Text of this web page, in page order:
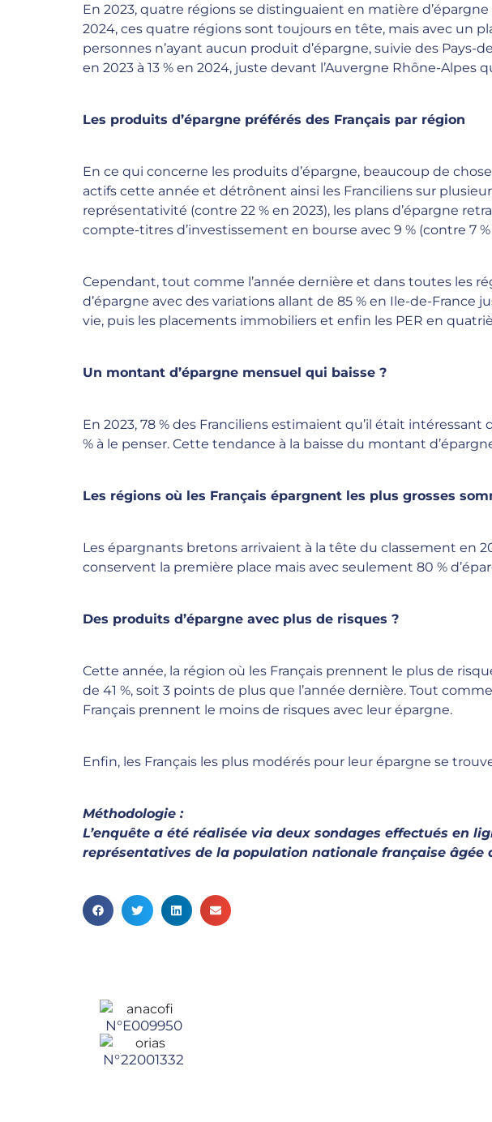
En 2023, quatre régions se distinguaient en matière d’épargne
2024, ces quatre régions sont toujours en tête, mais avec un
personnes n’ayant aucun produit d’épargne, suivie des Pays-
en 2023 à 13 % en 2024, juste devant l’Auvergne Rhône-Alpes
Les produits d’épargne préférés des Français par région
En ce qui concerne les produits d’épargne, beaucoup de
actifs cette année et détrônent ainsi les Franciliens sur
représentativité (contre 22 % en 2023), les plans d’épargne
compte-titres d’investissement en bourse avec 9 % (contre 7 %
Cependant, tout comme l’année dernière et dans toutes les
d’épargne avec des variations allant de 85 % en Ile-de-France
vie, puis les placements immobiliers et enfin les PER en
Un montant d’épargne mensuel qui baisse ?
En 2023, 78 % des Franciliens estimaient qu’il était
% à le penser. Cette tendance à la baisse du montant
Les régions où les Français épargnent les plus grosses
Les épargnants bretons arrivaient à la tête du classement en
conservent la première place mais avec seulement 80 %
Des produits d’épargne avec plus de risques ?
Cette année, la région où les Français prennent le plus de
de 41 %, soit 3 points de plus que l’année dernière. Tout
Français prennent le moins de risques avec leur épargne.
Enfin, les Français les plus modérés pour leur épargne se
Méthodologie :
L’enquête a été réalisée via deux sondages effectués en
représentatives de la population nationale française âgée
N°E009950
N°22001332